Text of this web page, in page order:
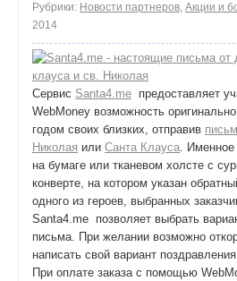
Рубрики: Новости партнеров, Акции и
2014
Сервис Santa4.me предоставляет
WebMoney возможность
годом своих близких, отправив
Николая или Санта Клауса. Именное
на бумаге или тканевом холсте с
конверте, на котором указан
одного из героев, выбранных
Santa4.me позволяет выбрать
письма. При желании возможно
написать свой вариант
При оплате заказа с помощью